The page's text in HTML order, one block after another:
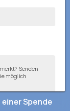
Senden
möglich
Spende